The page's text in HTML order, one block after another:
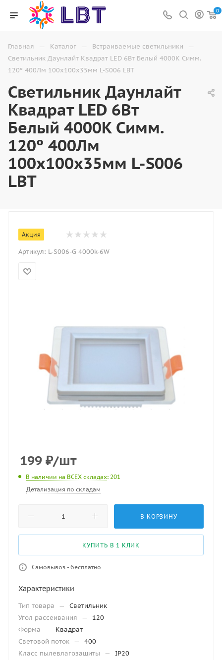
0
Главная — Каталог — Встраиваемые светильники —
Светильник Даунлайт Квадрат LED 6Вт Белый 4000K Симм.
120º 400Лм 100х100х35мм L-S006 LBT
Светильник Даунлайт
Квадрат LED 6Вт
Белый 4000K Симм.
120º 400Лм
100х100х35мм L-S006
LBT
Акция
Артикул: L-S006-G 4000k-6W
199 ₽/шт
В наличии на ВСЕХ складах: 201
Детализация по складам
В КОРЗИНУ
КУПИТЬ В 1 КЛИК
Самовывоз - бесплатно
Характеристики
Тип товара —
Светильник
Угол рассеивания
—
120
Форма
—
Квадрат
Световой поток —
400
Класс пылевлагозащиты
—
IP20